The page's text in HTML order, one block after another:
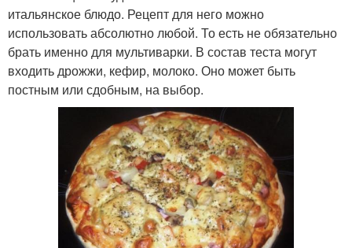
итальянское блюдо. Рецепт для него можно
использовать абсолютно любой. То есть не обязательно
брать именно для мультиварки. В состав теста могут
входить дрожжи, кефир, молоко. Оно может быть
постным или сдобным, на выбор.